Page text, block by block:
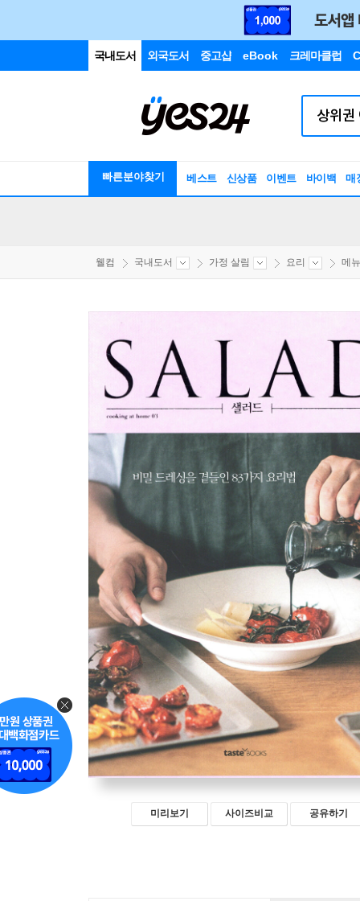
국내도서 외국도서 중고샵 eBook 크레마클럽
빠른분야찾기 베스트 신상품 이벤트 바이백 매
웰컴 국내도서 가정 살림 요리 메
미리보기 사이즈비교 공유하기